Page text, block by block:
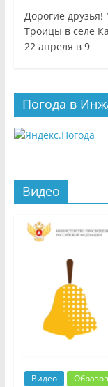
Дорогие друзья!
Троицы в селе
22 апреля в 9
Погода в
Видео
Видео